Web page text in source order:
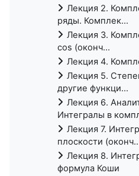
Лекция 2.
ряды. Комплек...
Лекция 3.
cos (оконч...
Лекция 4.
Лекция 5.
другие функци...
Лекция 6.
Интегралы в
Лекция 7.
плоскости
Лекция 8.
формула Коши